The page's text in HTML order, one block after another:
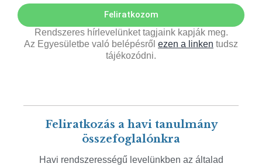
Feliratkozom
Rendszeres hírlevelünket tagjaink kapják meg.
Az Egyesületbe való belépésről ezen a linken tudsz
tájékozódni.
Feliratkozás a havi tanulmány
összefoglalónkra
Havi rendszerességű levelünkben az általad